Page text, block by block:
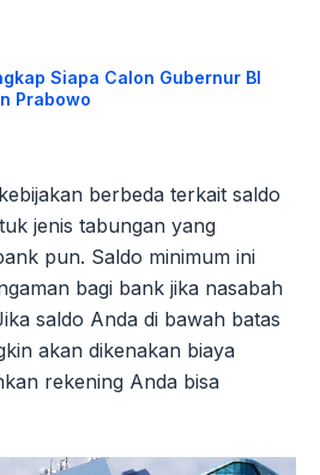
Siapa Calon Gubernur BI
Prabowo
berbeda terkait saldo
jenis tabungan yang
pun. Saldo minimum ini
bagi bank jika nasabah
saldo Anda di bawah batas
akan dikenakan biaya
rekening Anda bisa